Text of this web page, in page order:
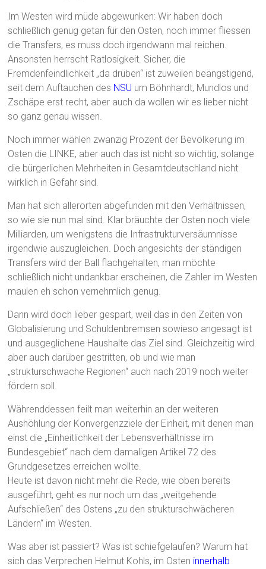
Im Westen wird müde abgewunken: Wir haben doch
schließlich genug getan für den Osten, noch immer fliessen
die Transfers, es muss doch irgendwann mal reichen.
Ansonsten herrscht Ratlosigkeit. Sicher, die
Fremdenfeindlichkeit „da drüben“ ist zuweilen beängstigend,
seit dem Auftauchen des NSU um Böhnhardt, Mundlos und
Zschäpe erst recht, aber auch da wollen wir es lieber nicht
so ganz genau wissen.
Noch immer wählen zwanzig Prozent der Bevölkerung im
Osten die LINKE, aber auch das ist nicht so wichtig, solange
die bürgerlichen Mehrheiten in Gesamtdeutschland nicht
wirklich in Gefahr sind.
Man hat sich allerorten abgefunden mit den Verhältnissen,
so wie sie nun mal sind. Klar bräuchte der Osten noch viele
Milliarden, um wenigstens die Infrastrukturversäumnisse
irgendwie auszugleichen. Doch angesichts der ständigen
Transfers wird der Ball flachgehalten, man möchte
schließlich nicht undankbar erscheinen, die Zahler im Westen
maulen eh schon vernehmlich genug.
Dann wird doch lieber gespart, weil das in den Zeiten von
Globalisierung und Schuldenbremsen sowieso angesagt ist
und ausgeglichene Haushalte das Ziel sind. Gleichzeitig wird
aber auch darüber gestritten, ob und wie man
„strukturschwache Regionen“ auch nach 2019 noch weiter
fördern soll.
Währenddessen feilt man weiterhin an der weiteren
Aushöhlung der Konvergenzziele der Einheit, mit denen man
einst die „Einheitlichkeit der Lebensverhältnisse im
Bundesgebiet“ nach dem damaligen Artikel 72 des
Grundgesetzes erreichen wollte.
Heute ist davon nicht mehr die Rede, wie oben bereits
ausgeführt, geht es nur noch um das „weitgehende
Aufschließen“ des Ostens „zu den strukturschwächeren
Ländern“ im Westen.
Was aber ist passiert? Was ist schiefgelaufen? Warum hat
sich das Verprechen Helmut Kohls, im Osten innerhalb